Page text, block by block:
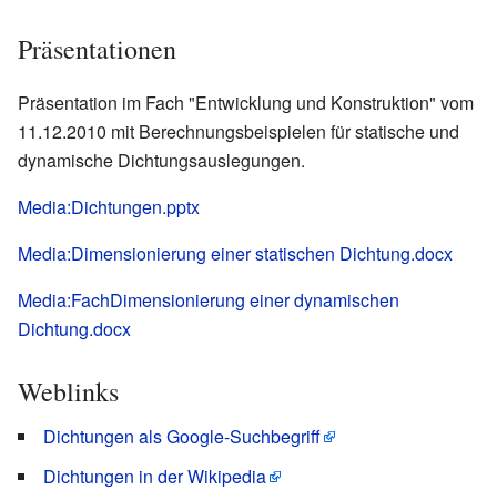
Präsentationen
Präsentation im Fach "Entwicklung und Konstruktion" vom
11.12.2010 mit Berechnungsbeispielen für statische und
dynamische Dichtungsauslegungen.
Media:Dichtungen.pptx
Media:Dimensionierung einer statischen Dichtung.docx
Media:FachDimensionierung einer dynamischen
Dichtung.docx
Weblinks
Dichtungen als Google-Suchbegriff
Dichtungen in der Wikipedia